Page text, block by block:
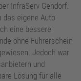
InfraServ Gendorf.
das eigene Auto
eine bessere
ohne Führerschein
Jedoch war
und
Lösung für alle